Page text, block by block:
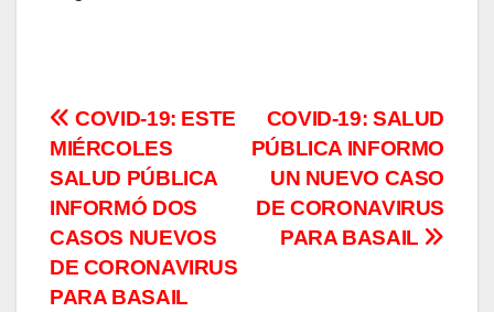
Navegación
de
entradas
COVID-19: SALUD
PÚBLICA INFORMO
UN NUEVO CASO
DE CORONAVIRUS
PARA BASAIL
COVID-19: ESTE
MIÉRCOLES
SALUD PÚBLICA
INFORMÓ DOS
CASOS NUEVOS
DE CORONAVIRUS
PARA BASAIL